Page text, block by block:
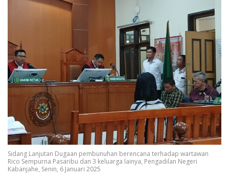
Sidang Lanjutan Dugaan pembunuhan berencana terhadap wartawan
Rico Sempurna Pasaribu dan 3 keluarga lainya, Pengadilan Negeri
Kabanjahe, Senin, 6 Januari 2025